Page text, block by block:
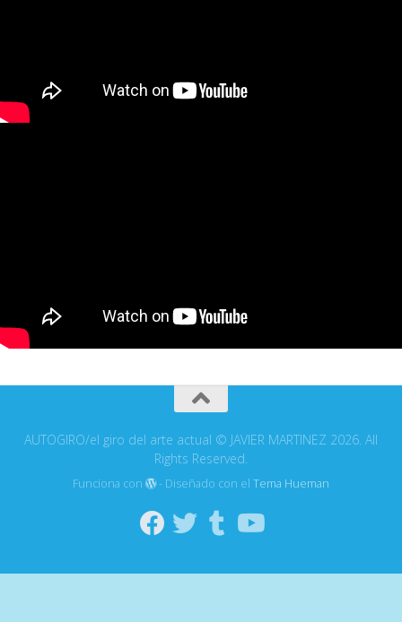
AUTOGIRO/el giro del arte actual © JAVIER MARTINEZ 2026. All
Rights Reserved.
Funciona con - Diseñado con elTema Hueman